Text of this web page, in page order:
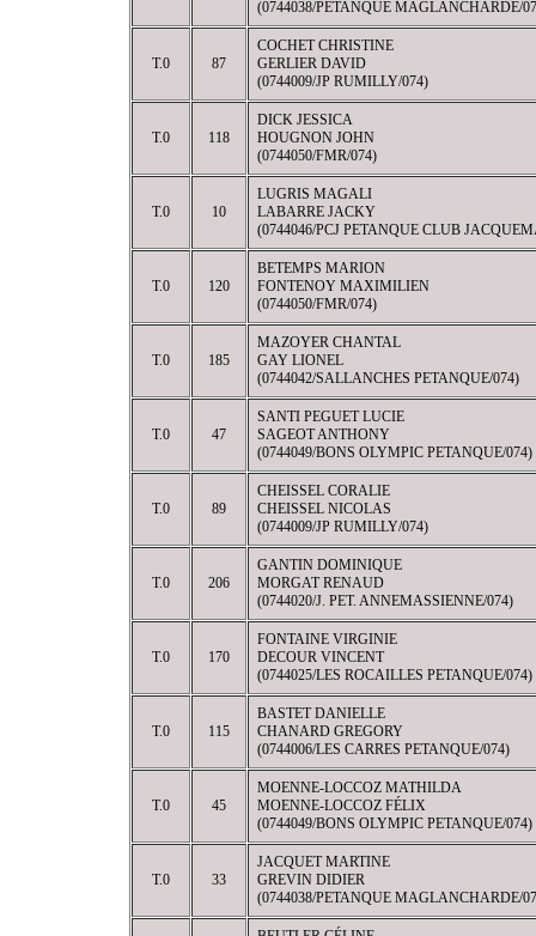
(0744038/PETANQUE MAGLANCHARDE/
T.0 87
COCHET CHRISTINE
GERLIER DAVID
(0744009/JP RUMILLY/074)
T.0 118
DICK JESSICA
HOUGNON JOHN
(0744050/FMR/074)
T.0 10
LUGRIS MAGALI
LABARRE JACKY
(0744046/PCJ PETANQUE CLUB
T.0 120
BETEMPS MARION
FONTENOY MAXIMILIEN
(0744050/FMR/074)
T.0 185
MAZOYER CHANTAL
GAY LIONEL
(0744042/SALLANCHES PETANQUE/074)
T.0 47
SANTI PEGUET LUCIE
SAGEOT ANTHONY
(0744049/BONS OLYMPIC PETANQUE/074)
T.0 89
CHEISSEL CORALIE
CHEISSEL NICOLAS
(0744009/JP RUMILLY/074)
T.0 206
GANTIN DOMINIQUE
MORGAT RENAUD
(0744020/J. PET. ANNEMASSIENNE/074)
T.0 170
FONTAINE VIRGINIE
DECOUR VINCENT
(0744025/LES ROCAILLES PETANQUE/074)
T.0 115
BASTET DANIELLE
CHANARD GREGORY
(0744006/LES CARRES PETANQUE/074)
T.0 45
MOENNE-LOCCOZ MATHILDA
MOENNE-LOCCOZ FÉLIX
(0744049/BONS OLYMPIC PETANQUE/074)
T.0 33
JACQUET MARTINE
GREVIN DIDIER
(0744038/PETANQUE MAGLANCHARDE/